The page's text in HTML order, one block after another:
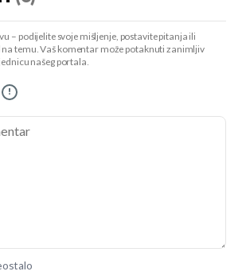
– podijelite svoje mišljenje, postavite pitanja ili
na temu. Vaš komentar može potaknuti zanimljiv
našeg portala.
!